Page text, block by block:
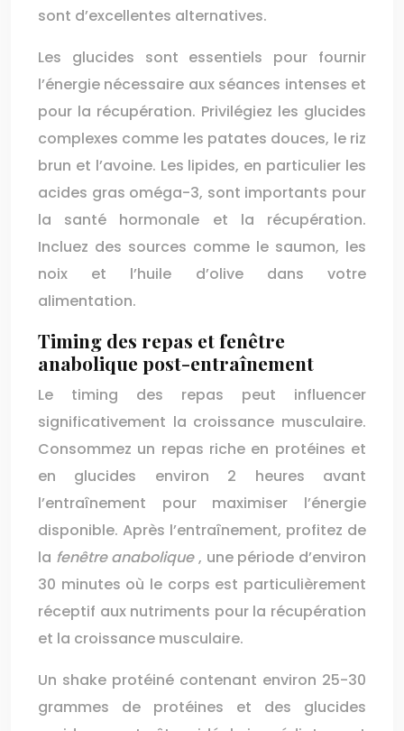
sont d’excellentes alternatives.
Les glucides sont essentiels pour fournir
l’énergie nécessaire aux séances intenses et
pour la récupération. Privilégiez les glucides
complexes comme les patates douces, le riz
brun et l’avoine. Les lipides, en particulier les
acides gras oméga-3, sont importants pour
la santé hormonale et la récupération.
Incluez des sources comme le saumon, les
noix et l’huile d’olive dans votre
alimentation.
Timing des repas et fenêtre
anabolique post-entraînement
Le timing des repas peut influencer
significativement la croissance musculaire.
Consommez un repas riche en protéines et
en glucides environ 2 heures avant
l’entraînement pour maximiser l’énergie
disponible. Après l’entraînement, profitez de
la fenêtre anabolique, une période d’environ
30 minutes où le corps est particulièrement
réceptif aux nutriments pour la récupération
et la croissance musculaire.
Un shake protéiné contenant environ 25-30
grammes de protéines et des glucides